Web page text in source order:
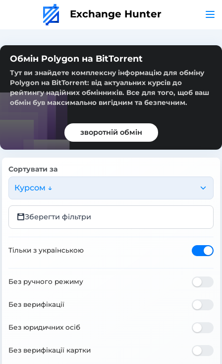
Exchange Hunter
Обмін Polygon на BitTorrent
Тут ви знайдете комплексну інформацію для обміну
Polygon на BitTorrent: від актуальних курсів до
рейтингу надійних обмінників. Все для того, щоб ваш
обмін був максимально вигідним та безпечним.
зворотній обмін
Сортувати за
Курсом ↓
Зберегти фільтри
Тільки з українською
Без ручного режиму
Без верифікації
Без юридичних осіб
Без верифікації картки